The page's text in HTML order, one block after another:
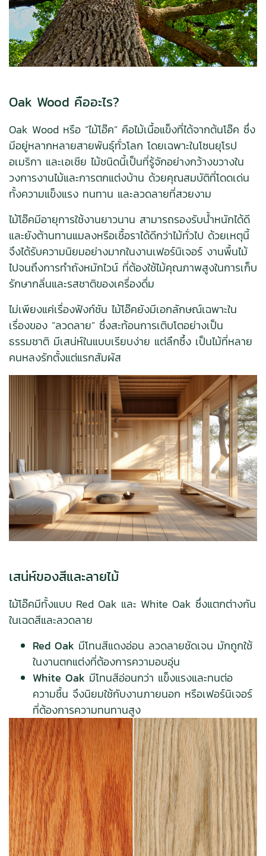
Oak Wood คืออะไร?
Oak Wood หรือ “ไม้โอ๊ค” คือไม้เนื้อแข็งที่ได้จากต้นโอ๊ค ซึ่ง
มีอยู่หลากหลายสายพันธุ์ทั่วโลก โดยเฉพาะในโซนยุโรป
อเมริกา และเอเชีย ไม้ชนิดนี้เป็นที่รู้จักอย่างกว้างขวางใน
วงการงานไม้และการตกแต่งบ้าน ด้วยคุณสมบัติที่โดดเด่น
ทั้งความแข็งแรง ทนทาน และลวดลายที่สวยงาม
ไม้โอ๊คมีอายุการใช้งานยาวนาน สามารถรองรับน้ำหนักได้ดี
และยังต้านทานแมลงหรือเชื้อราได้ดีกว่าไม้ทั่วไป ด้วยเหตุนี้
จึงได้รับความนิยมอย่างมากในงานเฟอร์นิเจอร์ งานพื้นไม้
ไปจนถึงการทำถังหมักไวน์ ที่ต้องใช้ไม้คุณภาพสูงในการเก็บ
รักษากลิ่นและรสชาติของเครื่องดื่ม
ไม่เพียงแค่เรื่องฟังก์ชัน ไม้โอ๊คยังมีเอกลักษณ์เฉพาะใน
เรื่องของ “ลวดลาย” ซึ่งสะท้อนการเติบโตอย่างเป็น
ธรรมชาติ มีเสน่ห์ในแบบเรียบง่าย แต่ลึกซึ้ง เป็นไม้ที่หลาย
คนหลงรักตั้งแต่แรกสัมผัส
เสน่ห์ของสีและลายไม้
ไม้โอ๊คมีทั้งแบบ Red Oak และ White Oak ซึ่งแตกต่างกัน
ในเฉดสีและลวดลาย
Red Oak มีโทนสีแดงอ่อน ลวดลายชัดเจน มักถูกใช้
ในงานตกแต่งที่ต้องการความอบอุ่น
White Oak มีโทนสีอ่อนกว่า แข็งแรงและทนต่อ
ความชื้น จึงนิยมใช้กับงานภายนอก หรือเฟอร์นิเจอร์
ที่ต้องการความทนทานสูง